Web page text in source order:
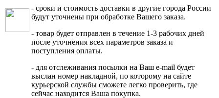
- сроки и стоимость доставки в другие города России
будут уточнены при обработке Вашего заказа.
- товар будет отправлен в течение 1-3 рабочих дней
после уточнения всех параметров заказа и
поступления оплаты.
- для отслеживания посылки на Ваш e-mail будет
выслан номер накладной, по которому на сайте
курьерской службы сможете легко проверить, где
сейчас находится Ваша покупка.